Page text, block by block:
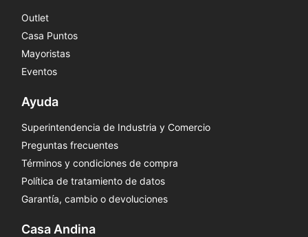
Outlet
Casa Puntos
Mayoristas
Eventos
Ayuda
Superintendencia de Industria y Comercio
Preguntas frecuentes
Términos y condiciones de compra
Política de tratamiento de datos
Garantía, cambio o devoluciones
Casa Andina